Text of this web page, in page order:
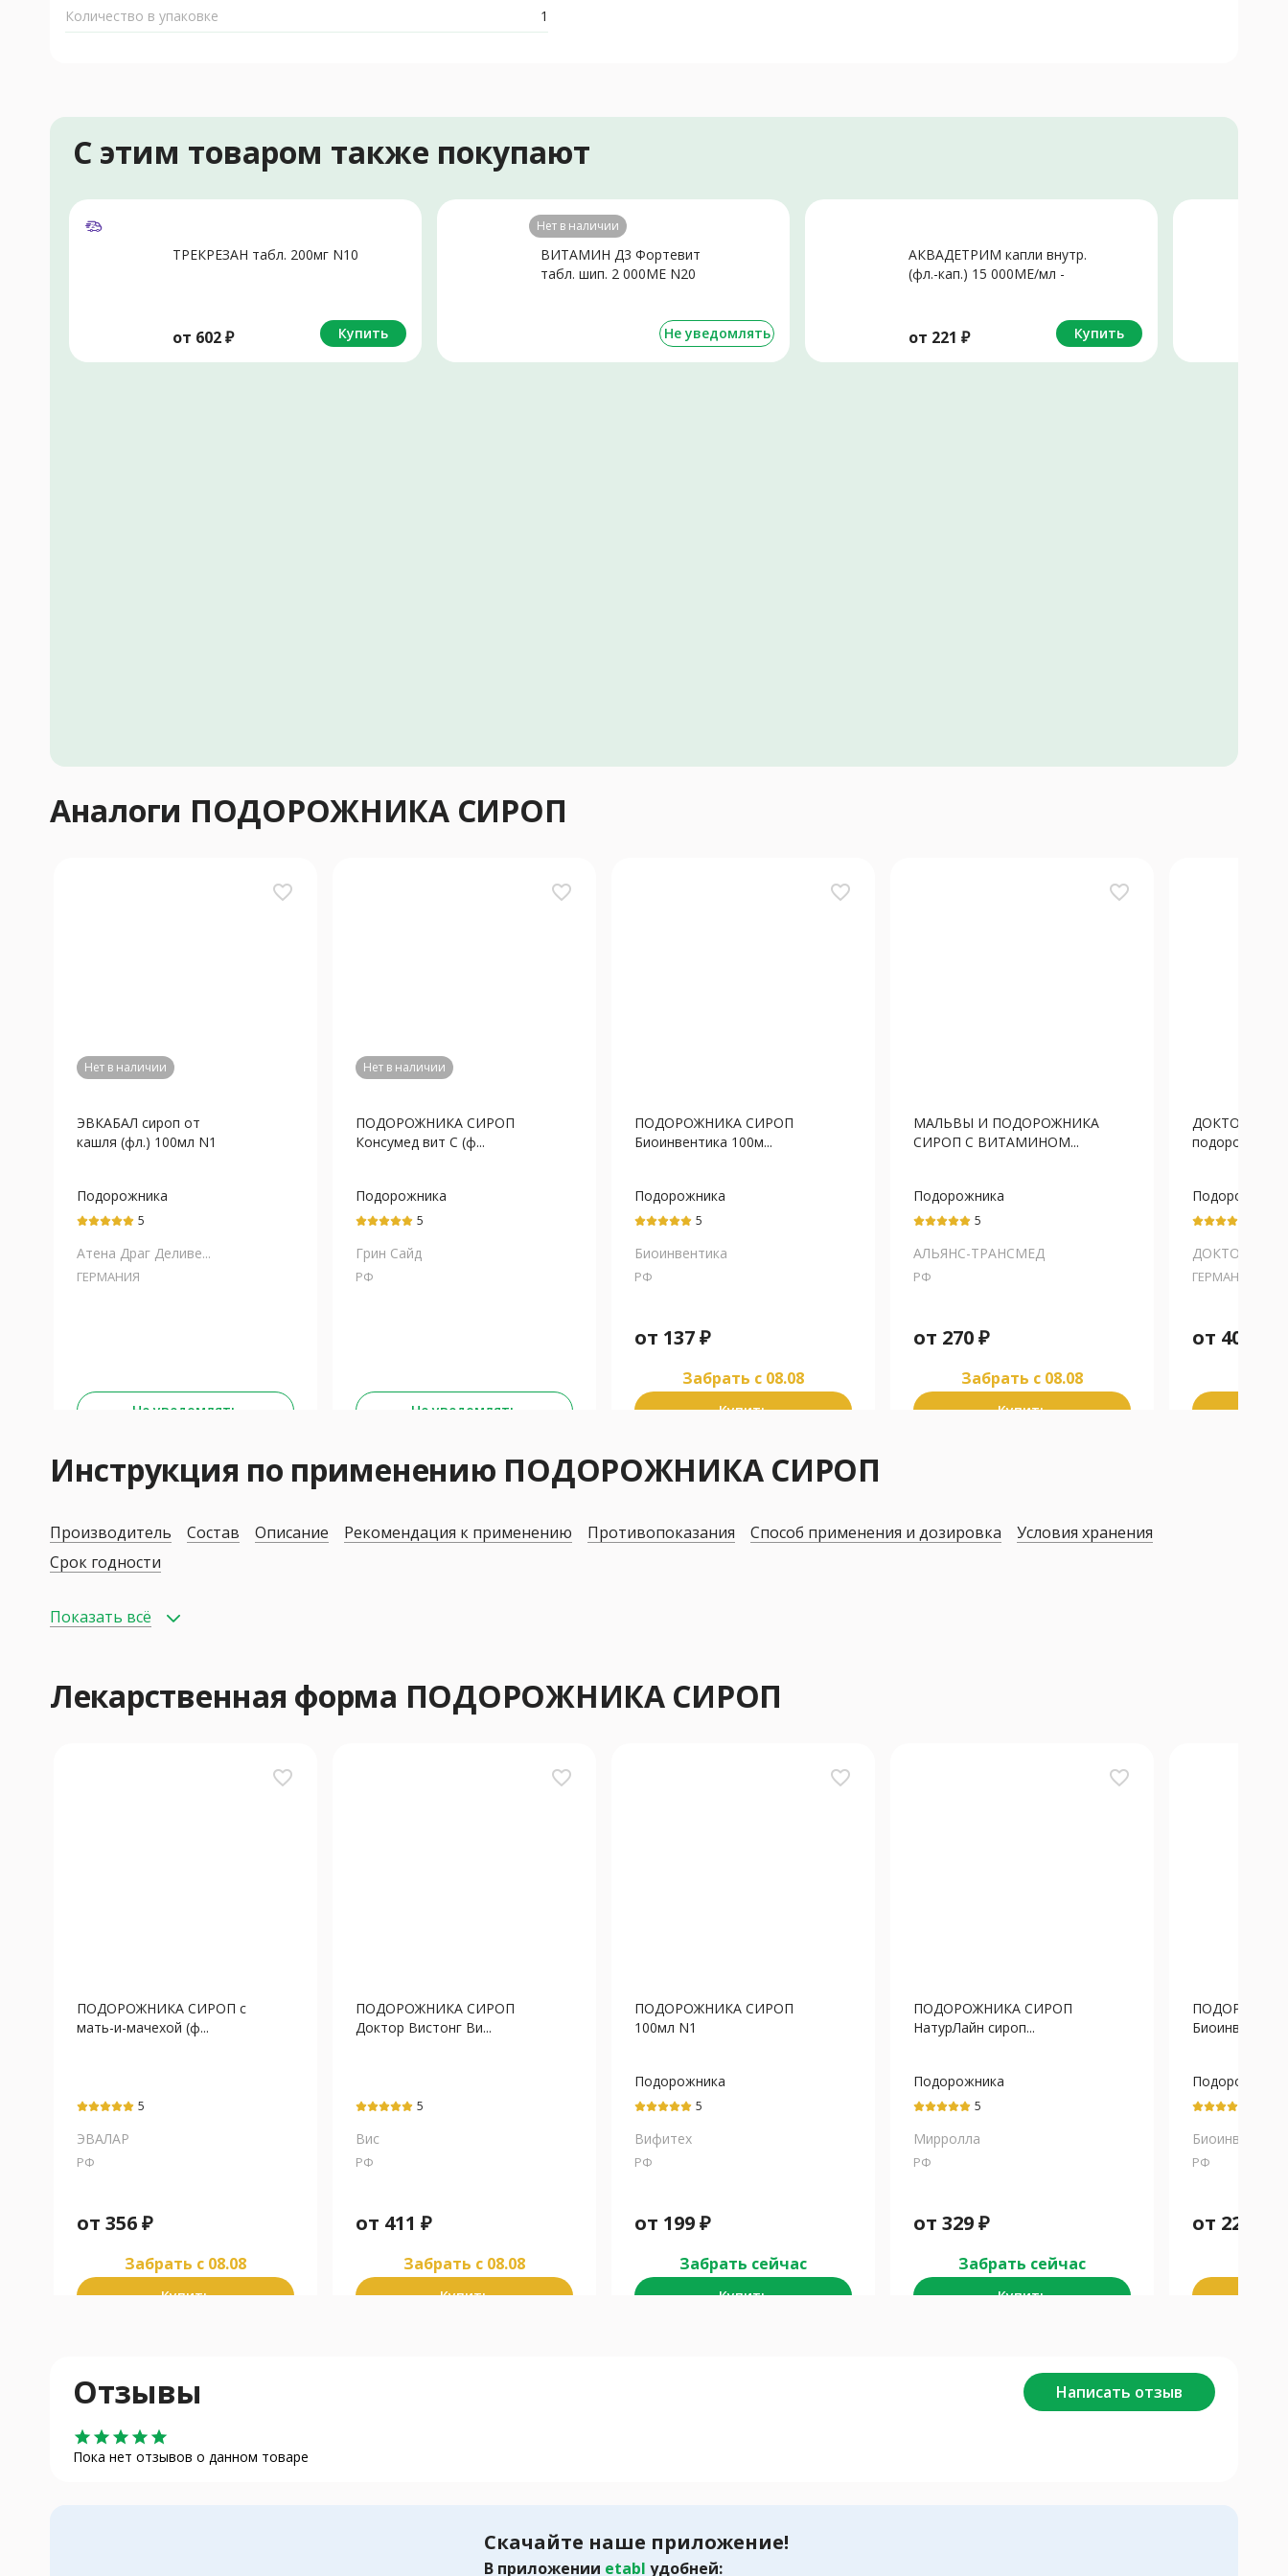
Количество в упаковке 1
С этим товаром также покупают
ТРЕКРЕЗАН табл. 200мг N10
от 602₽ Купить
Нет в наличии
ВИТАМИН Д3 Фортевит
табл. шип. 2 000МЕ N20
Не уведомлять
АКВАДЕТРИМ капли внутр.
(фл.-кап.) 15 000МЕ/мл -
от 221 ₽ Купить
Аналоги ПОДОРОЖНИКА СИРОП
favorite_border
Нет в наличии
ЭВКАБАЛ сироп от
кашля (фл.) 100мл N1
Подорожника
большого листьев
обыкновенного травы
экстракт
5
Атена Драг Деливе...
ГЕРМАНИЯ
Не уведомлять
favorite_border
Нет в наличии
ПОДОРОЖНИКА СИРОП
Консумед вит С (ф...
Подорожника
большого листьев
5
Грин Сайд
РФ
Не уведомлять
favorite_border
ПОДОРОЖНИКА СИРОП
Биоинвентика 100м...
Подорожника
экстракт 5
Биоинвентика
РФ
от 137₽
Забрать c 08.08
Купить
favorite_border
МАЛЬВЫ И ПОДОРОЖНИКА
СИРОП С ВИТАМИНОМ...
Подорожника
ланцетовидного
жидкий
5
АЛЬЯНС-ТРАНСМЕД
РФ
от 270₽
Забрать c 08.08
Купить
ДОКТОР
Подорожника
ДОКТОР
ГЕРМАНИЯ
от 402
Инструкция по применению ПОДОРОЖНИКА СИРОП
Производитель Состав Описание Рекомендация к применению Противопоказания Способ применения и дозировка
Условия хранения
Срок годности
Показать всё
Лекарственная форма ПОДОРОЖНИКА СИРОП
favorite_border
ПОДОРОЖНИКА СИРОП с
мать-и-мачехой (ф...
5
ЭВАЛАР
РФ
от 356₽
Забрать c 08.08
Купить
favorite_border
ПОДОРОЖНИКА СИРОП
Доктор Вистонг Ви...
5
Вис
РФ
от 411 ₽
Забрать c 08.08
Купить
favorite_border
ПОДОРОЖНИКА СИРОП
100мл N1
Подорожника
ланцетовидного
5
Вифитех
РФ
от 199₽
Забрать сейчас
Купить
favorite_border
ПОДОРОЖНИКА СИРОП
НатурЛайн сироп...
Подорожника
ланцетовидного
жидкий
5
Мирролла
РФ
от 329₽
Забрать сейчас
Купить
Подорожника
экстракт
Биоинвентика
РФ
от 221
Отзывы Написать отзыв
star star star star star
Пока нет отзывов о данном товаре
Скачайте наше приложение!
В приложении etabl удобней: